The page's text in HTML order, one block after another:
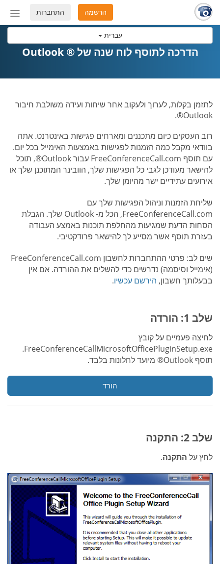
עברית
מצב
התחברות הרשמה
הדרכה לתוסף לוח שנה של ® Outlook
לתזמן בקלות, לערוך ולעקוב אחר שיחות ועידה משולבת חיבור
Outlook®.
רוב העסקים כיום מתכננים ומארחים פגישות באינטרנט. אתה
בוודאי מקבל כמה הזמנות לפגישות באמצעות האימייל בכל יום.
עם תוסף FreeConferenceCall.com עבור Outlook®, תוכל
להישאר מעודכן לגבי כל הפגישות שלך, הוובינר המתוכנן שלך או
אירועים עתידיים ישר מהיומן שלך.
שליחת הזמנות וניהול הפגישות שלך עם
FreeConferenceCall.com, הכל מ- Outlook שלך. הגבלת
הסחות הדעת שמגיעות מהחלפת תוכנות באמצע העבודה
בעזרת תוסף אשר מסייע לך להישאר פרודקטיבי.
שים לב: פרטי ההתחברות לחשבון FreeConferenceCall.com
(אימייל וסיסמה) נדרשים כדי להשלים את ההורדה. אם אין
בבעלותך חשבון, הירשם עכשיו.
שלב 1: הורדה
לחיצה פעמיים על קובץ
FreeConferenceCallMicrosoftOfficePluginSetup.exe.
תוסף Outlook® מיועד לחלונות בלבד.
הורד
שלב 2: התקנה
לחץ על התקנה.